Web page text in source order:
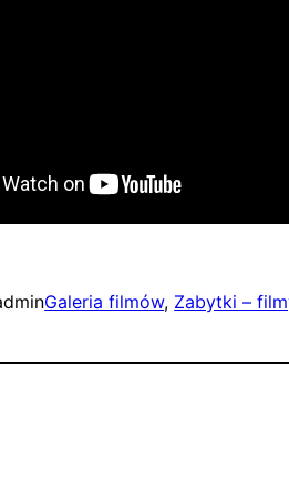
Galeria filmów, Zabytki –